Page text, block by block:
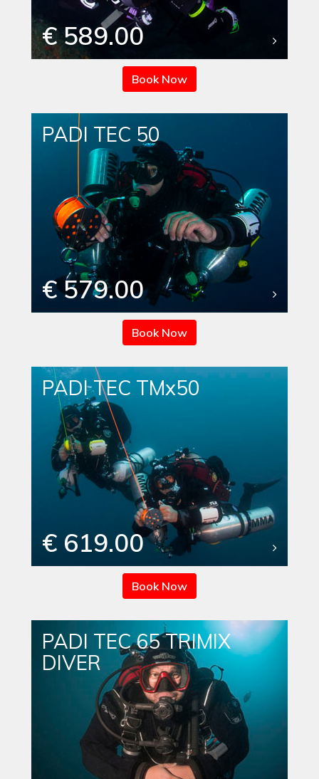
€ 589.00
Book Now
PADI TEC 50
€ 579.00
Book Now
PADI TEC TMx50
€ 619.00
Book Now
PADI TEC 65 TRIMIX
DIVER